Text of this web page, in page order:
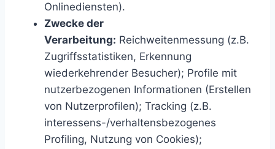
Onlinediensten).
Zwecke der
Verarbeitung: Reichweitenmessung (z.B.
Zugriffsstatistiken, Erkennung
wiederkehrender Besucher); Profile mit
nutzerbezogenen Informationen (Erstellen
von Nutzerprofilen); Tracking (z.B.
interessens-/verhaltensbezogenes
Profiling, Nutzung von Cookies);